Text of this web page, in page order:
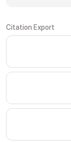
Citation Export